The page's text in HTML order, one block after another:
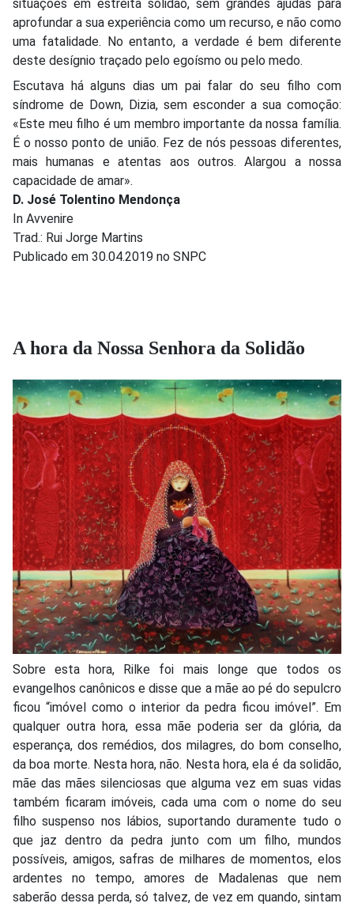
situações em estreita solidão, sem grandes ajudas para
aprofundar a sua experiência como um recurso, e não como
uma fatalidade. No entanto, a verdade é bem diferente
deste desígnio traçado pelo egoísmo ou pelo medo.
Escutava há alguns dias um pai falar do seu filho com
síndrome de Down, Dizia, sem esconder a sua comoção:
«Este meu filho é um membro importante da nossa família.
É o nosso ponto de união. Fez de nós pessoas diferentes,
mais humanas e atentas aos outros. Alargou a nossa
capacidade de amar».
D. José Tolentino Mendonça
In Avvenire
Trad.: Rui Jorge Martins
Publicado em 30.04.2019 no SNPC
A hora da Nossa Senhora da Solidão
Sobre esta hora, Rilke foi mais longe que todos os
evangelhos canônicos e disse que a mãe ao pé do sepulcro
ficou “imóvel como o interior da pedra ficou imóvel”. Em
qualquer outra hora, essa mãe poderia ser da glória, da
esperança, dos remédios, dos milagres, do bom conselho,
da boa morte. Nesta hora, não. Nesta hora, ela é da solidão,
mãe das mães silenciosas que alguma vez em suas vidas
também ficaram imóveis, cada uma com o nome do seu
filho suspenso nos lábios, suportando duramente tudo o
que jaz dentro da pedra junto com um filho, mundos
possíveis, amigos, safras de milhares de momentos, elos
ardentes no tempo, amores de Madalenas que nem
saberão dessa perda, só talvez, de vez em quando, sintam